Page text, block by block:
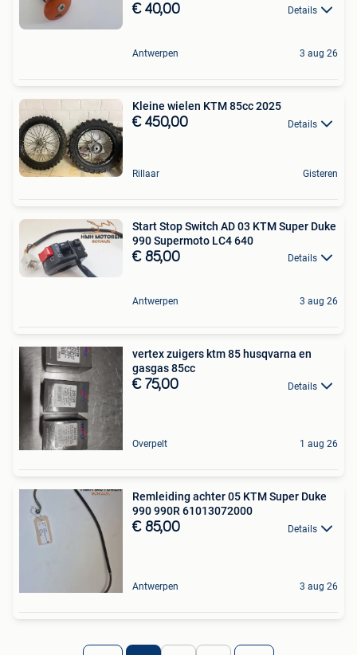
€ 40,00 Details
Antwerpen 3 aug 26
Kleine wielen KTM 85cc 2025
€ 450,00 Details
Rillaar Gisteren
Start Stop Switch AD 03 KTM Super Duke
990 Supermoto LC4 640
€ 85,00 Details
Antwerpen 3 aug 26
vertex zuigers ktm 85 husqvarna en
gasgas 85cc
€ 75,00 Details
Overpelt 1 aug 26
Remleiding achter 05 KTM Super Duke
990 990R 61013072000
€ 85,00 Details
Antwerpen 3 aug 26